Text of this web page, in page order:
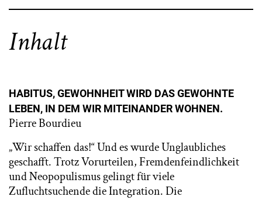
Inhalt
HABITUS, GEWOHNHEIT WIRD DAS GEWOHNTE
LEBEN, IN DEM WIR MITEINANDER WOHNEN.
Pierre Bourdieu
„Wir schaffen das!“ Und es wurde Unglaubliches
geschafft. Trotz Vorurteilen, Fremdenfeindlichkeit
und Neopopulismus gelingt für viele
Zufluchtsuchende die Integration. Die